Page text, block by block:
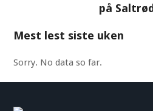
på Saltrød
Mest lest siste uken
Sorry. No data so far.